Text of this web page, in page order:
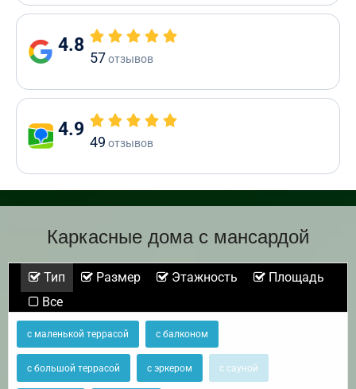
4.8
57отзывов
4.9
49 отзывов
Каркасные дома с мансардой
Тип Размер Этажность
Площадь
Все
с маленькой террасой с балконом
с большой террасой с эркером с сауной